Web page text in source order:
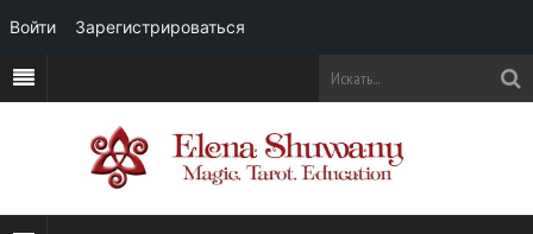
Войти Зарегистрироваться